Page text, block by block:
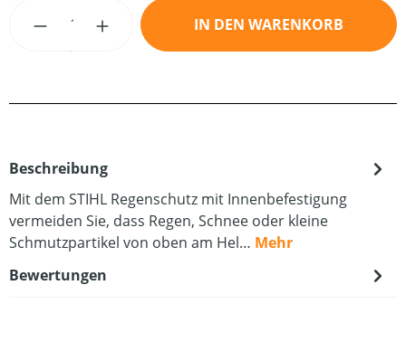
Produkt Anzahl: Gib den gewünschten
IN DEN WARENKORB
Beschreibung
Mit dem STIHL Regenschutz mit Innenbefestigung
vermeiden Sie, dass Regen, Schnee oder kleine
Schmutzpartikel von oben am Hel… Mehr
Bewertungen